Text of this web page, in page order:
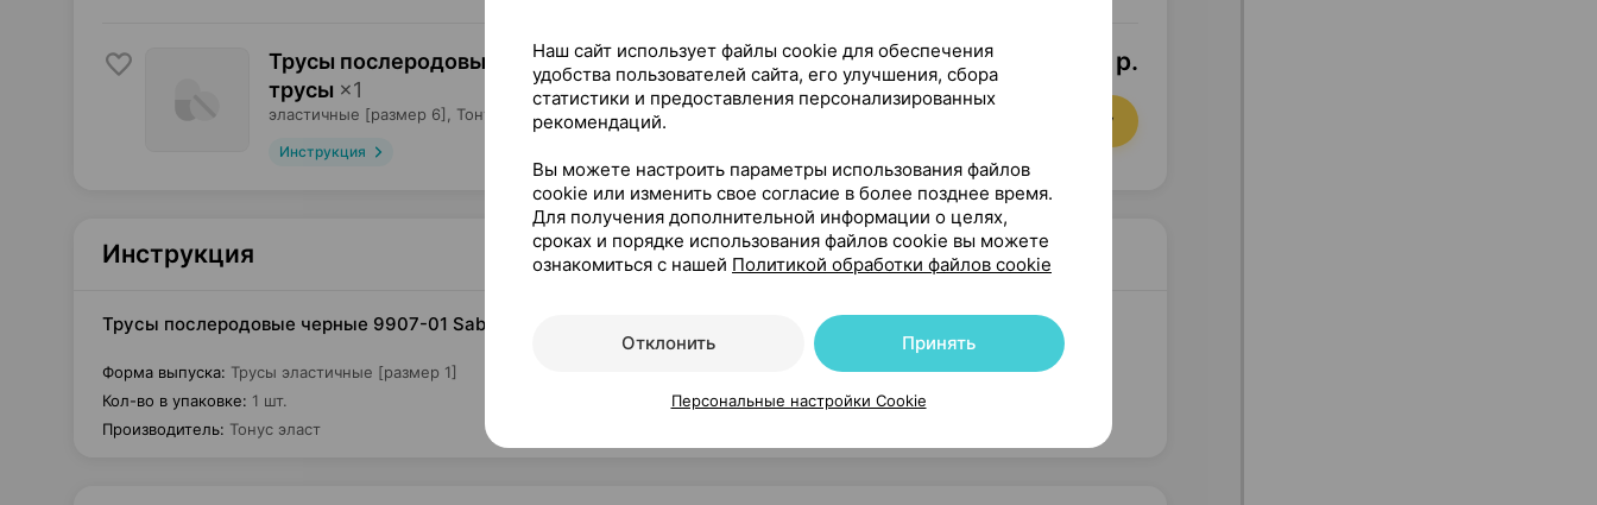
Трусы послеродовые черные 9907-01 Sabina,
трусы ×1
эластичные [размер 6], Тонус эласт , Латвия• без рецепта
Инструкция
108,36 р.
В корзину
Инструкция
Трусы послеродовые черные 9907-01 Sabina, трусы эластичные [размер 1], ×1, Тонус эласт Латвия
Форма выпуска: Трусы эластичные [размер 1]
Кол-во в упаковке: 1 шт.
Производитель: Тонус эласт
Наш сайт использует файлы cookie для обеспечения
удобства пользователей сайта, его улучшения, сбора
статистики и предоставления персонализированных
рекомендаций.
Вы можете настроить параметры использования файлов
cookie или изменить свое согласие в более позднее время.
Для получения дополнительной информации о целях,
сроках и порядке использования файлов cookie вы можете
ознакомиться с нашей Политикой обработки файлов cookie
Отклонить Принять
Персональные настройки Cookie